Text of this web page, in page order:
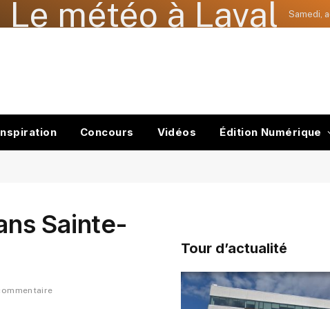
Le météo à Laval Samedi,
Concours Vidéos Édition Numérique
Sainte-
Tour d’actualité